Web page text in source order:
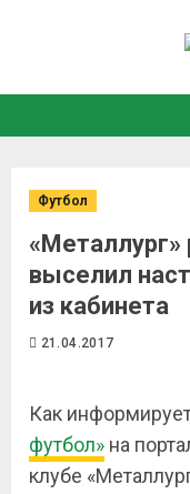
Футбол
выселил
из кабинета
21.04.2017
Как
футбол» на
клубе